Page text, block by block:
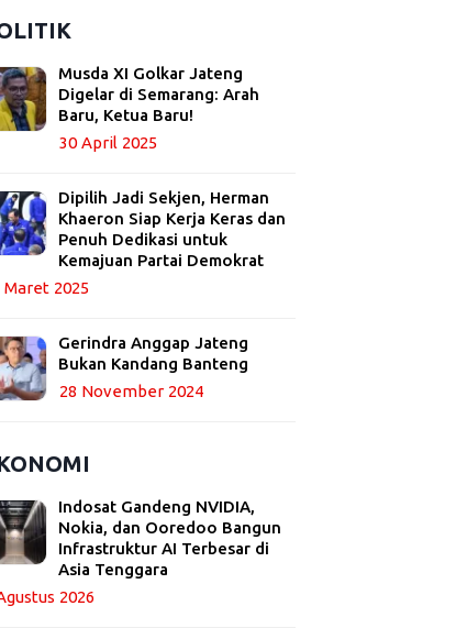
Musda XI Golkar Jateng
Digelar di Semarang: Arah
Baru, Ketua Baru!
30 April 2025
Dipilih Jadi Sekjen, Herman
Khaeron Siap Kerja Keras dan
Penuh Dedikasi untuk
Kemajuan Partai Demokrat
Maret 2025
Gerindra Anggap Jateng
Bukan Kandang Banteng
28 November 2024
Indosat Gandeng NVIDIA,
Nokia, dan Ooredoo Bangun
Infrastruktur AI Terbesar di
Asia Tenggara
2026